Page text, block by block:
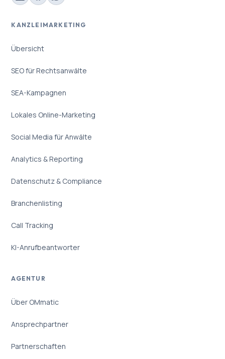
KANZLEIMARKETING
Übersicht
SEO für Rechtsanwälte
SEA-Kampagnen
Lokales Online-Marketing
Social Media für Anwälte
Analytics & Reporting
Datenschutz & Compliance
Branchenlisting
Call Tracking
KI-Anrufbeantworter
AGENTUR
Über OMmatic
Ansprechpartner
Partnerschaften